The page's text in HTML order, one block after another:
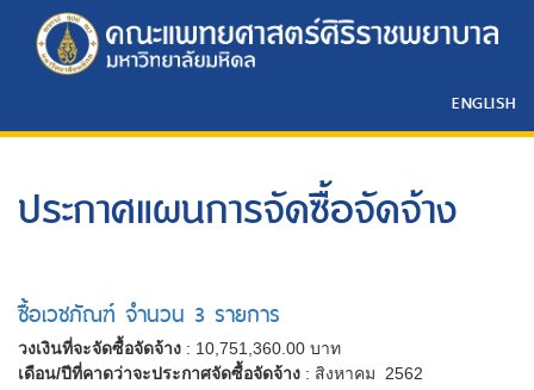
ENGLISH
ประกาศแผนการจัดซื้อจัดจ้าง
ซื้อเวชภัณฑ์ จำนวน 3 รายการ
วงเงินที่จะจัดซื้อจัดจ้าง : 10,751,360.00 บาท
เดือน/ปีที่คาดว่าจะประกาศจัดซื้อจัดจ้าง : สิงหาคม 2562